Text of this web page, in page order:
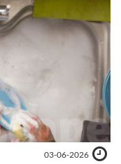
03-06-2026